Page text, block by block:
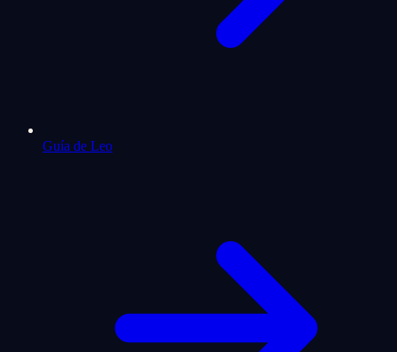
Guía de Leo